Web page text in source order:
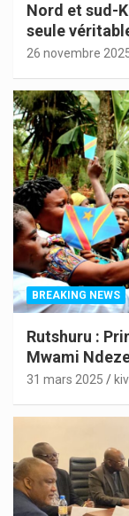
Nord et sud-
seule
26 novembre
BREAKING NEWS
Rutshuru :
Mwami
de
31 mars 2025